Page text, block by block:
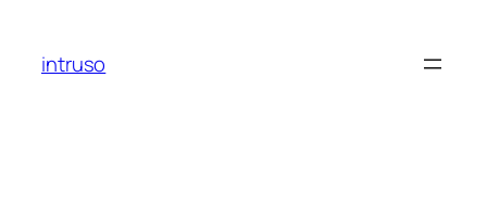
contenu
intruso